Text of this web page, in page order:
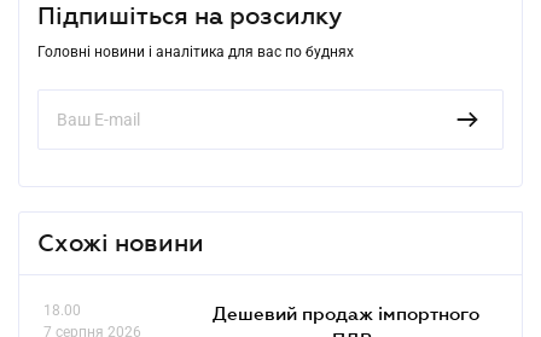
Підпишіться на розсилку
Головні новини і аналітика для вас по буднях
Схожі новини
18.00
7 серпня 2026
Дешевий продаж імпортного